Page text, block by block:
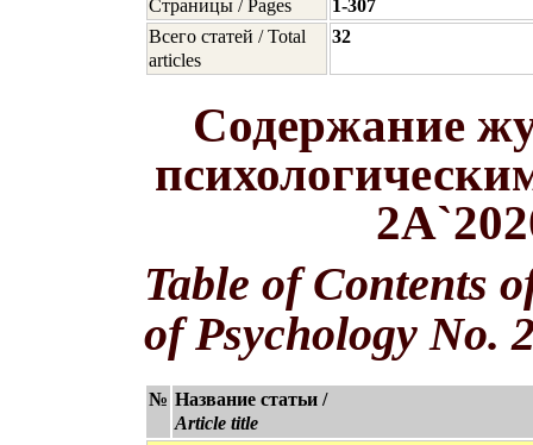
Страницы / Pages
1-307
Всего статей / Total
articles
32
Содержание
Table of Contents
of Psychology No.
№ Название статьи /
Article title